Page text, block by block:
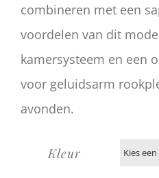
combineren met een
voordelen van dit
kamersysteem en een
voor geluidsarm
avonden.
Kleur